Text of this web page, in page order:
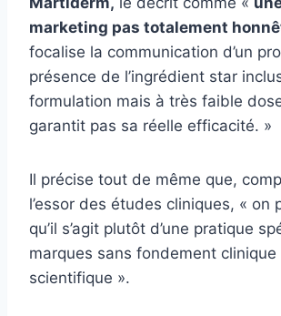
marketing pas totalement
focalise la communication d’un
présence de l’ingrédient star
formulation mais à très faible
garantit pas sa réelle efficacité. »
Il précise tout de même que,
l’essor des études cliniques, « on
qu’il s’agit plutôt d’une pratique
marques sans fondement clinique
scientifique ».